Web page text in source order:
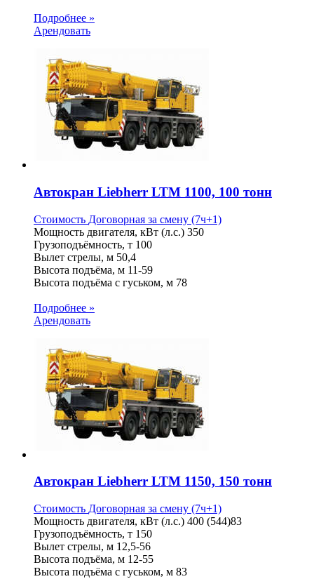
Подробнее »
Арендовать
Автокран Liebherr LTM 1100, 100 тонн
Стоимость Договорная за смену (7ч+1)
Мощность двигателя, кВт (л.с.) 350
Грузоподъёмность, т 100
Вылет стрелы, м 50,4
Высота подъёма, м 11-59
Высота подъёма с гуськом, м 78
Подробнее »
Арендовать
Автокран Liebherr LTM 1150, 150 тонн
Стоимость Договорная за смену (7ч+1)
Мощность двигателя, кВт (л.с.) 400 (544)83
Грузоподъёмность, т 150
Вылет стрелы, м 12,5-56
Высота подъёма, м 12-55
Высота подъёма с гуськом, м 83